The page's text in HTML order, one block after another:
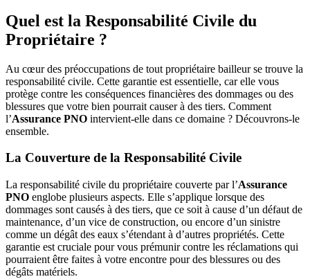
Quel est la Responsabilité Civile du
Propriétaire ?
Au cœur des préoccupations de tout propriétaire bailleur se trouve la
responsabilité civile. Cette garantie est essentielle, car elle vous
protège contre les conséquences financières des dommages ou des
blessures que votre bien pourrait causer à des tiers. Comment
l’Assurance PNO intervient-elle dans ce domaine ? Découvrons-le
ensemble.
La Couverture de la Responsabilité Civile
La responsabilité civile du propriétaire couverte par l’Assurance
PNO englobe plusieurs aspects. Elle s’applique lorsque des
dommages sont causés à des tiers, que ce soit à cause d’un défaut de
maintenance, d’un vice de construction, ou encore d’un sinistre
comme un dégât des eaux s’étendant à d’autres propriétés. Cette
garantie est cruciale pour vous prémunir contre les réclamations qui
pourraient être faites à votre encontre pour des blessures ou des
dégâts matériels.